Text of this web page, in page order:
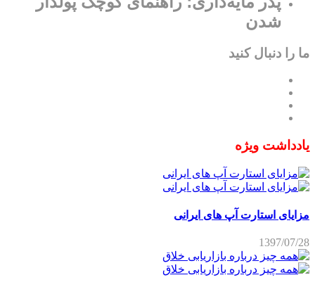
شدن
ما را دنبال کنید
یادداشت ویژه
مزایای استارت آپ های ایرانی
1397/07/28